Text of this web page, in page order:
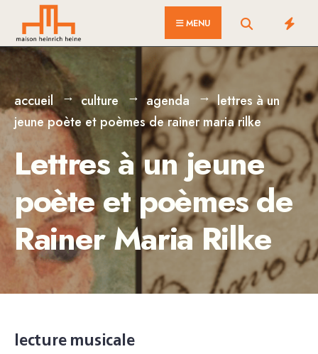
content
MENU
accueil culture agenda
lettres à un
jeune poète et poèmes de rainer maria rilke
Lettres à un jeune
poète et poèmes de
Rainer Maria Rilke
lecture musicale